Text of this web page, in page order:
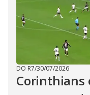
DO R7/30/07/2026
Corinthians